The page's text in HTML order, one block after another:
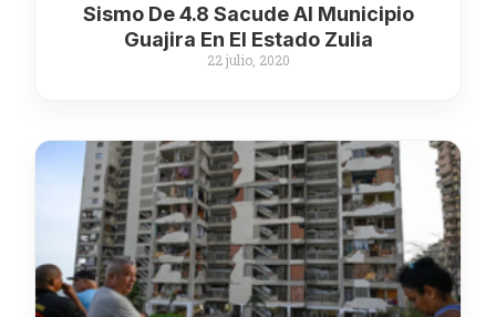
Sismo De 4.8 Sacude Al Municipio
Guajira En El Estado Zulia
22 julio, 2020